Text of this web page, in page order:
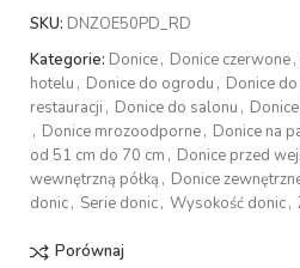
SKU: DNZOE50PD_RD
Kategorie: Donice, Donice czerwone,
hotelu , Donice do ogrodu , Donice
restauracji , Donice do salonu ,
, Donice mrozoodporne, Donice na
od 51 cm do 70 cm , Donice przed
wewnętrzną półką , Donice
donic, Serie donic, Wysokość donic,
Porównaj